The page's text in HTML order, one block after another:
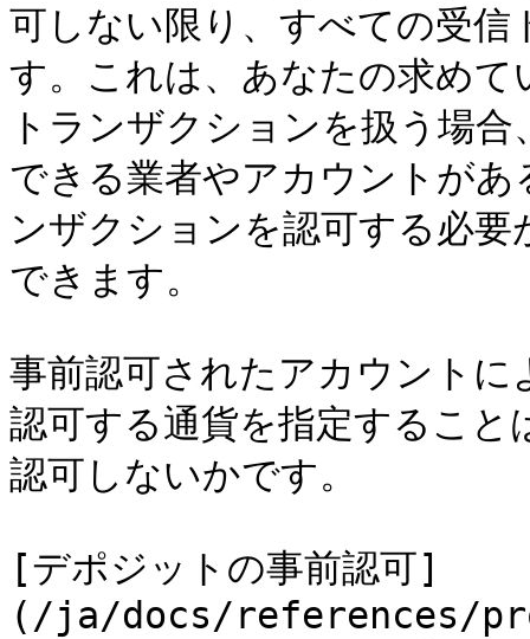
可しない限り、すべての受
す。これは、あなたの求め
トランザクションを扱う場
できる業者やアカウントが
ンザクションを認可する必
できます。
事前認可されたアカウント
認可する通貨を指定するこ
認可しないかです。
[デポジットの事前認可]
(/ja/docs/references/